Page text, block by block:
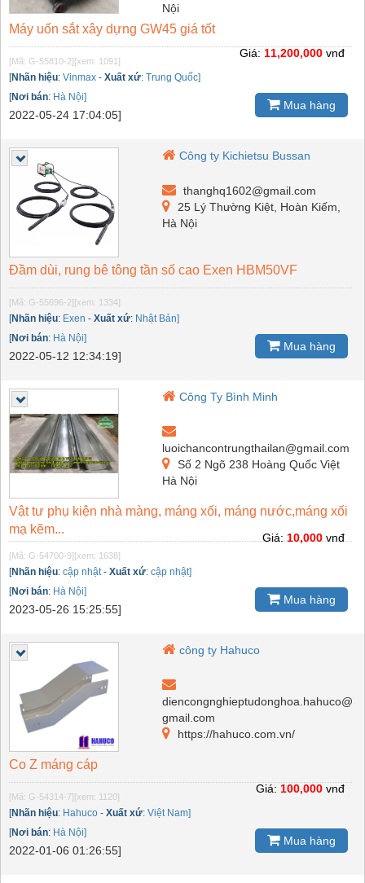
Nội
Máy uốn sắt xây dựng GW45 giá tốt
[Mã: G-55810-2][xem: 1091]
[Nhãn hiệu: Vinmax - Xuất xứ: Trung Quốc]
[Nơi bán: Hà Nội]
2022-05-24 17:04:05]
Giá: 11,200,000 vnđ
Mua hàng
Công ty Kichietsu Bussan
thanghq1602@gmail.com
25 Lý Thường Kiệt, Hoàn Kiếm,
Hà Nội
Đầm dùi, rung bê tông tần số cao Exen HBM50VF
[Mã: G-55696-2][xem: 1334]
[Nhãn hiệu: Exen - Xuất xứ: Nhật Bản]
[Nơi bán: Hà Nội]
2022-05-12 12:34:19]
Mua hàng
Công Ty Bình Minh
luoichancontrungthailan@gmail.com
Số 2 Ngõ 238 Hoàng Quốc Việt
Hà Nội
Vật tư phụ kiện nhà màng, máng xối, máng nước,máng xối
mạ kẽm...
[Mã: G-54700-9][xem: 1638]
[Nhãn hiệu: cập nhật - Xuất xứ: cập nhật]
[Nơi bán: Hà Nội]
2023-05-26 15:25:55]
Giá: 10,000 vnđ
Mua hàng
công ty Hahuco
diencongnghieptudonghoa.hahuco@
gmail.com
https://hahuco.com.vn/
Co Z máng cáp
[Mã: G-54314-7][xem: 1120]
[Nhãn hiệu: Hahuco - Xuất xứ: Việt Nam]
[Nơi bán: Hà Nội]
2022-01-06 01:26:55]
Giá: 100,000 vnđ
Mua hàng